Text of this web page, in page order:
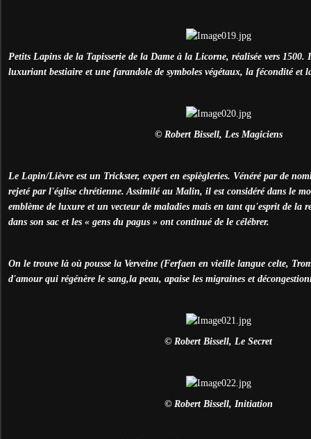
Petits Lapins de la Tapisserie de la Dame à la Licorne, réalisée vers 1500.
luxuriant bestiaire et une farandole de symboles végétaux, la fécondité et
© Robert Bissell, Les Magiciens
Le Lapin/Lièvre est un Trickster, expert en espiègleries. Vénéré par de
rejeté par l'église chrétienne. Assimilé au Malin, il est considéré dans le
emblème de luxure et un vecteur de maladies mais en tant qu'esprit de la
dans son sac et les « gens du pagus » ont continué de le célébrer.
On le trouve là où pousse la Verveine (Ferfaen en vieille langue celte,
d'amour qui régénère le sang,la peau, apaise les migraines et
© Robert Bissell, Le Secret
© Robert Bissell, Initiation